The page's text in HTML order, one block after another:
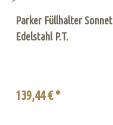
Parker Füllhalter Sonnet
Edelstahl P.T.
139,44 € *